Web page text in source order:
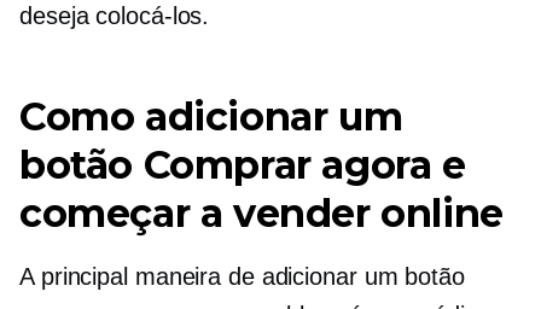
deseja colocá-los.
Como adicionar um
botão Comprar agora e
começar a vender online
A principal maneira de adicionar um botão